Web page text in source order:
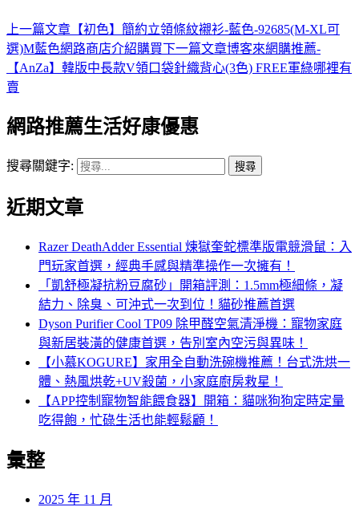
上一篇文章 【初色】簡約立領條紋襯衫-藍色-92685(M-XL可
選)M藍色網路商店介紹購買下一篇文章博客來網購推薦-
【AnZa】韓版中長款V領口袋針織背心(3色) FREE軍綠哪裡有
賣
網路推薦生活好康優惠
搜尋關鍵字:
近期文章
Razer DeathAdder Essential 煉獄奎蛇標準版電競滑鼠：入
門玩家首選，經典手感與精準操作一次擁有！
「凱舒極凝抗粉豆腐砂」開箱評測：1.5mm極細條，凝
結力、除臭、可沖式一次到位！貓砂推薦首選
Dyson Purifier Cool TP09 除甲醛空氣清淨機：寵物家庭
與新居裝潢的健康首選，告別室內空污與異味！
【小慕KOGURE】家用全自動洗碗機推薦！台式洗烘一
體、熱風烘乾+UV殺菌，小家庭廚房救星！
【APP控制寵物智能餵食器】開箱：貓咪狗狗定時定量
吃得飽，忙碌生活也能輕鬆顧！
彙整
2025 年 11 月